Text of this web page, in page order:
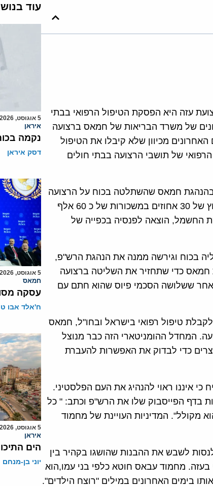
עזה היא הפסקת הטיפול הרפואי בבתי
של משרד הבריאות של חמאס ברצועה
מתו בימים האחרונים מכיוון שלא קיבלו את הטיפול
של תושבי הרצועה בבתי חולים
בהנהגת חמאס שהשתלטה בכוח על הרצועה
והן באות בהמשך לצעדים שנקט בחודשים האחרונים כמו קיצוץ של 30 אחוזים במשכורות של כ 60 אלף
החשמל, הוצאה לפנסיה בכפייה של
בכוח וגירשה ממנה את הנהגת הרש"פ,
חמאס כדי שתחזיר את השליטה ברצועה
ששלושה הסכמי פיוס שהוא חתם עם
טיפול רפואי בישראל ובחו"ל, חמאס
המחדל ההומניטארי הזה כבר מנוצל
כדי לבדוק את האפשרות להעברת
איננו ראוי להנהיג את העם הפלסטיני.
בדף הפייסבוק שלו את הרש"פ וכתב: " כל
מקולל". המדיניות העויינת של מחמוד
לשבש את ההבנות שהושגו בקהיר בין
מחמוד עבאס חוטא כלפי בני עמו,הוא
בימים האחרונים במילים "רוצח הילדים".
עוד
5 אוגוסט, 2026
איראן
נקמה
דסק איראן
5 אוגוסט, 2026
חמאס
עסקה
ח'אלד אבו
5 אוגוסט, 2026
איראן
הים
יוני בן-מנחם